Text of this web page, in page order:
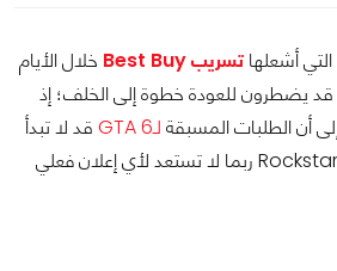
أشعلها تسريب Best Buy
خلال الأيام
قد يضطرون للعودة خطوة إلى الخلف؛ إذ
أن الطلبات المسبقة لـGTA 6
قد لا تبدأ
غدًا كما كان متوقعًا، وأن Rockstar ربما لا تستعد لأي إعلان فعلي